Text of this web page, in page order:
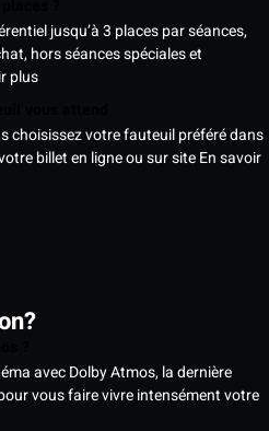
jusqu’à 3 places par séances,
hors séances spéciales et
plus
choisissez votre fauteuil préféré dans
billet en ligne ou sur siteEn savoir
avec Dolby Atmos, la dernière
vous faire vivre intensément votre